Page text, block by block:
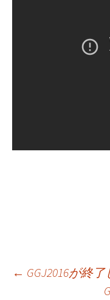
投
← GGJ2016が終